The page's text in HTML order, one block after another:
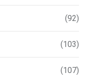
(92)
(103)
(107)